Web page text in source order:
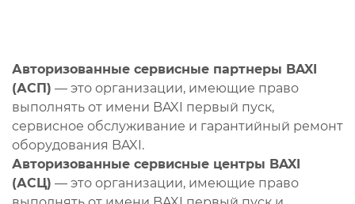
Авторизованные сервисные партнеры BAXI
(АСП) — это организации, имеющие право
выполнять от имени BAXI первый пуск,
сервисное обслуживание и гарантийный ремонт
оборудования BAXI.
Авторизованные сервисные центры BAXI
(АСЦ) — это организации, имеющие право